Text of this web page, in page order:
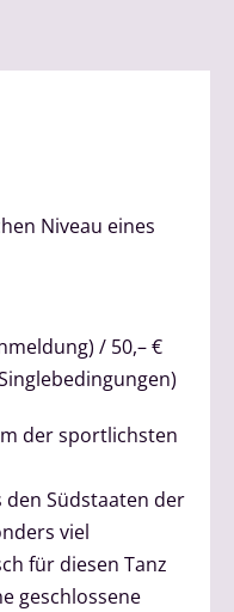
Niveau eines
/ 50,– €
der sportlichsten
den Südstaaten der
viel
für diesen Tanz
geschlossene